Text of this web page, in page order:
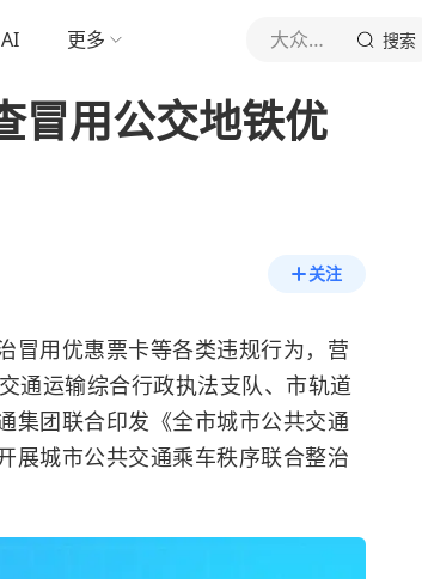
AI 更多 大众日报 搜索
冒用公交地铁优
关注
冒用优惠票卡等各类违规行为，营
通运输综合行政执法支队、市轨道
集团联合印发《全市城市公共交通
展城市公共交通乘车秩序联合整治